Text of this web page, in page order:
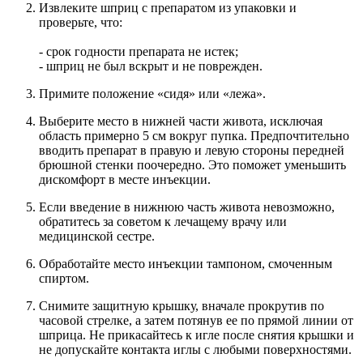
Извлеките шприц с препаратом из упаковки и
проверьте, что:
- срок годности препарата не истек;
- шприц не был вскрыт и не поврежден.
Примите положение «сидя» или «лежа».
Выберите место в нижней части живота, исключая
область примерно 5 см вокруг пупка. Предпочтительно
вводить препарат в правую и левую стороны передней
брюшной стенки поочередно. Это поможет уменьшить
дискомфорт в месте инъекции.
Если введение в нижнюю часть живота невозможно,
обратитесь за советом к лечащему врачу или
медицинской сестре.
Обработайте место инъекции тампоном, смоченным
спиртом.
Снимите защитную крышку, вначале прокрутив по
часовой стрелке, а затем потянув ее по прямой линии от
шприца. Не прикасайтесь к игле после снятия крышки и
не допускайте контакта иглы с любыми поверхностями.